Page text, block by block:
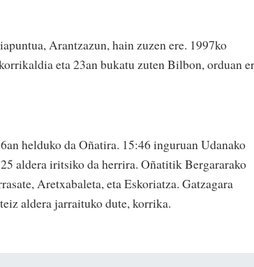
Arantzazun, hain zuzen ere. 1997ko
eta 23an bukatu zuten Bilbon, orduan
helduko da Oñatira. 15:46 inguruan Udanako
aldera iritsiko da herrira. Oñatitik Bergararako
Aretxabaleta, eta Eskoriatza. Gatzagara
aldera jarraituko dute, korrika.